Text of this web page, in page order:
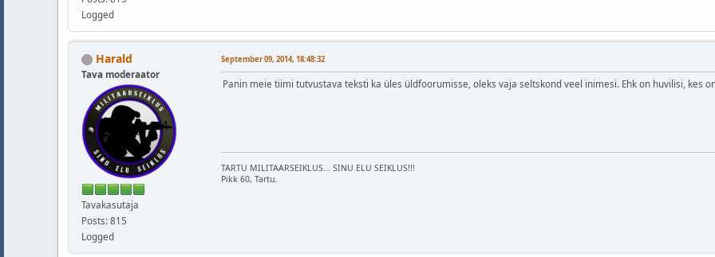
Logged
Harald
Tava moderaator
Tavakasutaja
Posts: 815
Logged
September 09, 2014, 18:48:32
Panin meie tiimi tutvustava teksti ka üles üldfoorumisse, oleks vaja seltskond veel inimesi. Ehk on huvilisi, kes
TARTU MILITAARSEIKLUS... SINU ELU SEIKLUS!!!
Pikk 60, Tartu.